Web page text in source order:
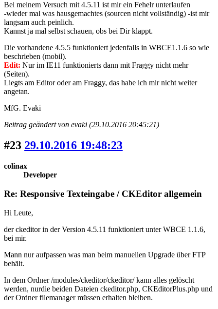
Bei meinem Versuch mit 4.5.11 ist mir ein Fehelr unterlaufen
-wieder mal was hausgemachtes (sourcen nicht vollständig) -ist mir
langsam auch peinlich.
Kannst ja mal selbst schauen, obs bei Dir klappt.
Die vorhandene 4.5.5 funktioniert jedenfalls in WBCE1.1.6 so wie
beschrieben (mobil).
Edit: Nur im IE11 funktionierts dann mit Fraggy nicht mehr
(Seiten).
Liegts am Editor oder am Fraggy, das habe ich mir nicht weiter
angetan.
MfG. Evaki
Beitrag geändert von evaki (29.10.2016 20:45:21)
#23 29.10.2016 19:48:23
colinax
Developer
Re: Responsive Texteingabe / CKEditor allgemein
Hi Leute,
der ckeditor in der Version 4.5.11 funktioniert unter WBCE 1.1.6,
bei mir.
Mann nur aufpassen was man beim manuellen Upgrade über FTP
behält.
In dem Ordner /modules/ckeditor/ckeditor/ kann alles gelöscht
werden, nurdie beiden Dateien ckeditor.php, CKEditorPlus.php und
der Ordner filemanager müssen erhalten bleiben.